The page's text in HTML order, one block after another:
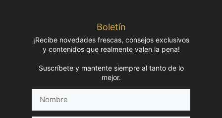
Boletín
¡Recibe novedades frescas, consejos exclusivos
y contenidos que realmente valen la pena!
Suscríbete y mantente siempre al tanto de lo
mejor.